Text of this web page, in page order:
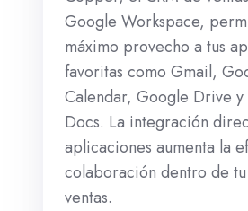
Google Workspace,
máximo provecho a tus
favoritas como Gmail,
Calendar, Google Drive
Docs. La integración
aplicaciones aumenta la
colaboración dentro de
ventas.